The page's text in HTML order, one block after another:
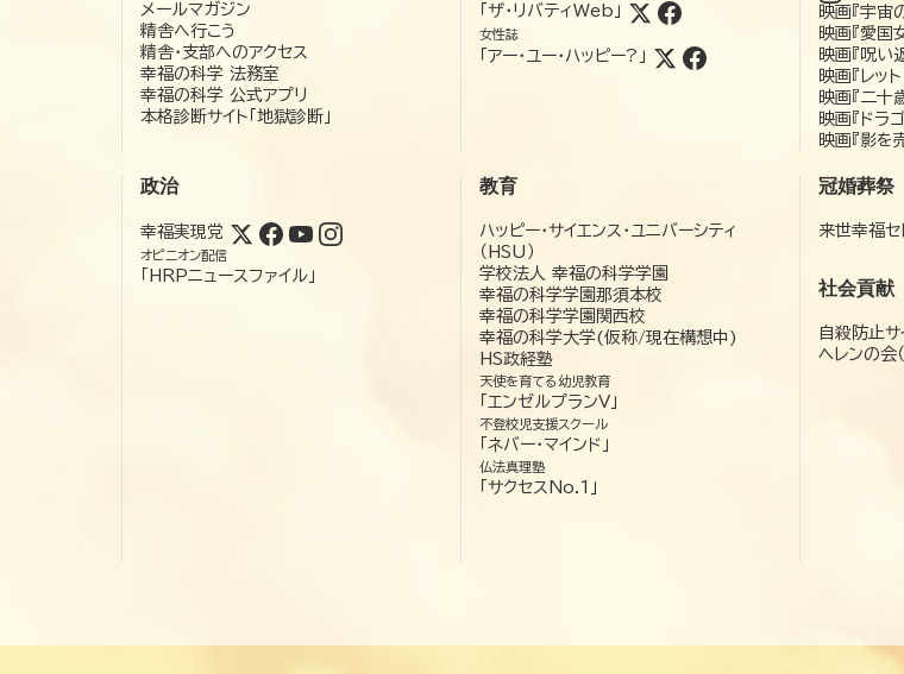
メールマガジン
精舎へ行こう
精舎・支部へのアクセス
幸福の科学 法務室
幸福の科学 公式アプリ
本格診断サイト「地獄診断」
「ザ・リバティWeb」
女性誌
「アー・ユー・ハッピー?」
映画『宇宙
映画『愛国
映画『呪い
映画『レット
映画『二十
映画『ドラ
映画『影を
政治
幸福実現党
オピニオン配信
「HRPニュースファイル」
教育
ハッピー・サイエンス・ユニバーシティ
（HSU）
学校法人 幸福の科学学園
幸福の科学学園那須本校
幸福の科学学園関西校
幸福の科学大学(仮称/現在構想中)
HS政経塾
天使を育てる幼児教育
「エンゼルプランV」
不登校児支援スクール
「ネバー・マインド」
仏法真理塾
「サクセスNo.1」
冠婚葬祭
来世幸福セ
社会貢献
自殺防止サ
ヘレンの会